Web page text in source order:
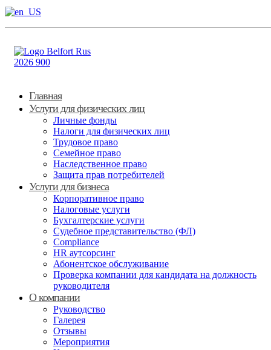
Главная
Услуги для физических лиц
Личные фонды
Налоги для физических лиц
Трудовое право
Семейное право
Наследственное право
Защита прав потребителей
Услуги для бизнеса
Корпоративное право
Налоговые услуги
Бухгалтерские услуги
Судебное представительство (ФЛ)
Compliance
HR аутсорсинг
Абонентское обслуживание
Проверка компании для кандидата на должность
руководителя
О компании
Руководство
Галерея
Отзывы
Мероприятия